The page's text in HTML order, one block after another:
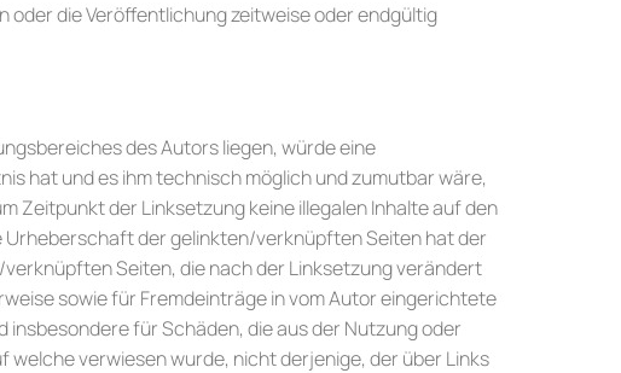
oder die Veröffentlichung zeitweise oder endgültig
des Autors liegen, würde eine
hat und es ihm technisch möglich und zumutbar wäre,
Zeitpunkt der Linksetzung keine illegalen Inhalte auf den
Urheberschaft der gelinkten/verknüpften Seiten hat der
Seiten, die nach der Linksetzung verändert
sowie für Fremdeinträge in vom Autor eingerichtete
für Schäden, die aus der Nutzung oder
verwiesen wurde, nicht derjenige, der über Links